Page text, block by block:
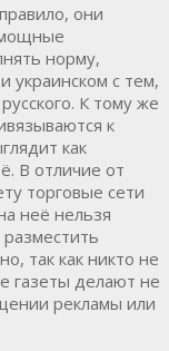
они
норму,
украинском с тем,
К тому же
к
как
В отличие от
торговые сети
неё нельзя
так как никто не
газеты делают не
рекламы или